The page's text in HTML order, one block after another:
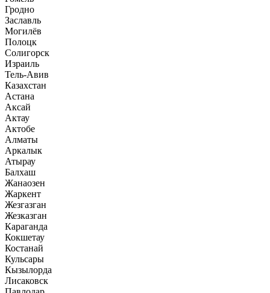
Гродно
Заславль
Могилёв
Полоцк
Солигорск
Израиль
Тель-Авив
Казахстан
Астана
Аксай
Актау
Актобе
Алматы
Аркалык
Атырау
Балхаш
Жанаозен
Жаркент
Жезгазган
Жезказган
Караганда
Кокшетау
Костанай
Кульсары
Кызылорда
Лисаковск